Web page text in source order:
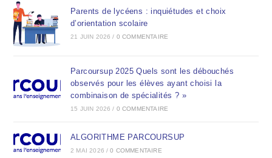
Parents de lycéens : inquiétudes et choix
d’orientation scolaire
21 JUIN 2026 / 0 COMMENTAIRE
Parcoursup 2025 Quels sont les débouchés
observés pour les élèves ayant choisi la
combinaison de spécialités ? »
15 JUIN 2026 / 0 COMMENTAIRE
ALGORITHME PARCOURSUP
2 MAI 2026 / 0 COMMENTAIRE